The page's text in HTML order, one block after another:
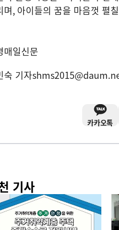
며, 아이들의 꿈을 마음껏 펼
매일신문
숙 기자
카카오톡
기사